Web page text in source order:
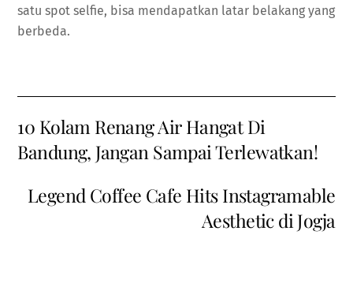
satu spot selfie, bisa mendapatkan latar belakang yang
berbeda.
10 Kolam Renang Air Hangat Di
Bandung, Jangan Sampai Terlewatkan!
Legend Coffee Cafe Hits Instagramable
Aesthetic di Jogja